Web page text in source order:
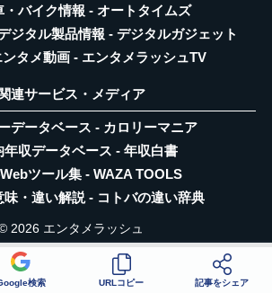
・バイク情報 - オートタイムズ
ジタル製品情報 - デジタルガジェット
タメ動画 - エンタメラッシュTV
関連サービス・メディア
データベース - カロリーマニア
年収データベース - 年収白書
ツール集 - WAZA TOOLS
味・違い解説 - コトバの違い辞典
2026 エンタメラッシュ
検索 URLコピー 記事をシェア